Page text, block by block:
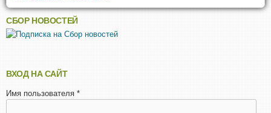
СБОР НОВОСТЕЙ
ВХОД НА САЙТ
Имя пользователя *